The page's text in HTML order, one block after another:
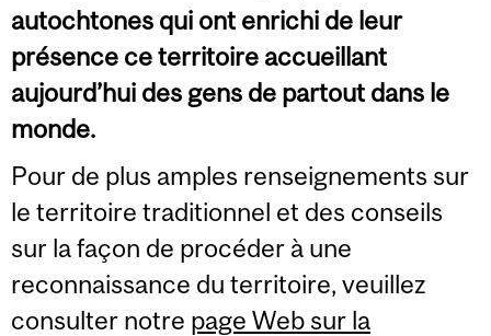
autochtones qui ont enrichi de leur
présence ce territoire accueillant
aujourd’hui des gens de partout dans le
monde.
Pour de plus amples renseignements sur
le territoire traditionnel et des conseils
sur la façon de procéder à une
reconnaissance du territoire, veuillez
consulter notre page Web sur la